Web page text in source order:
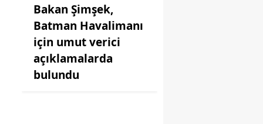
Bakan Şimşek,
Batman Havalimanı
için umut verici
açıklamalarda
bulundu